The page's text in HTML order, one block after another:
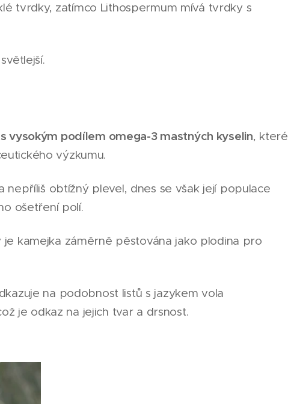
tvrdky, zatímco Lithospermum mívá tvrdky s
vysokým podílem omega-3 mastných kyselin, které
výzkumu.
nepříliš obtížný plevel, dnes se však její populace
ošetření polí.
kamejka záměrně pěstována jako plodina pro
na podobnost listů s jazykem vola
je odkaz na jejich tvar a drsnost.